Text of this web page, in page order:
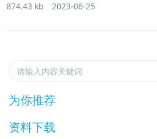
874.43 kb 2023-06-25
为你推荐
资料下载